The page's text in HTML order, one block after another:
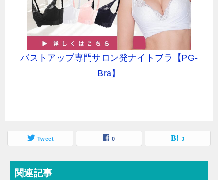
バストアップ専門サロン発ナイトブラ【PG-
Bra】
Tweet 0 0
関連記事